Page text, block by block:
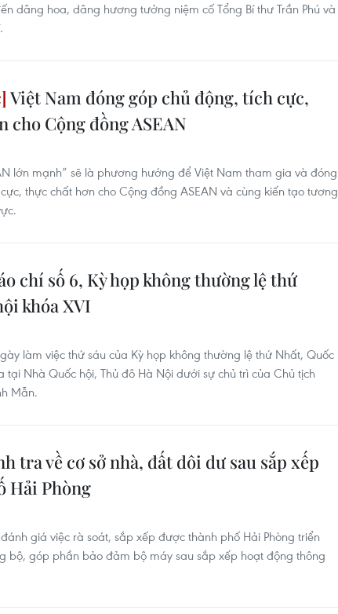
dâng hoa, dâng hương tưởng niệm cố Tổng Bí thư Trần Phú và
Việt Nam đóng góp chủ động, tích cực,
cho Cộng đồng ASEAN
lớn mạnh” sẽ là phương hướng để Việt Nam tham gia và đóng
thực chất hơn cho Cộng đồng ASEAN và cùng kiến tạo tương
chí số 6, Kỳ họp không thường lệ thứ
khóa XVI
làm việc thứ sáu của Kỳ họp không thường lệ thứ Nhất, Quốc
tại Nhà Quốc hội, Thủ đô Hà Nội dưới sự chủ trì của Chủ tịch
Mẫn.
tra về cơ sở nhà, đất dôi dư sau sắp xếp
Hải Phòng
giá việc rà soát, sắp xếp được thành phố Hải Phòng triển
bộ, góp phần bảo đảm bộ máy sau sắp xếp hoạt động thông